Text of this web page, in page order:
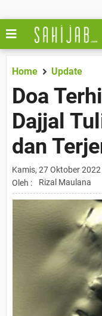
Home Update
Doa
Dajjal
dan
Kamis, 27 Oktober 2022
Oleh :
Rizal Maulana